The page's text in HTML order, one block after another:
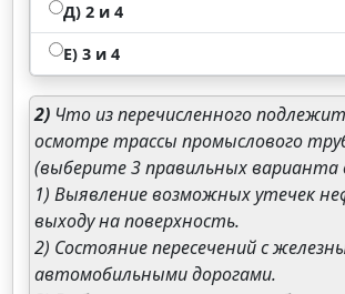
Д) 2 и 4
Е) 3 и 4
2) Что из перечисленного
осмотре трассы промыслового
(выберите 3 правильных
1) Выявление возможных утечек
выходу на поверхность.
2) Состояние пересечений с
автомобильными дорогами.